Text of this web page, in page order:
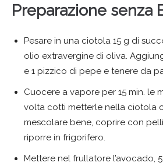
Preparazione senza
Pesare in una ciotola 15 g di
olio extravergine di oliva.
e 1 pizzico di pepe e tenere da
Cuocere a vapore per 15 min. le
volta cotti metterle nella ciotola
mescolare bene, coprire con
riporre in frigorifero.
Mettere nel frullatore l’avocado,